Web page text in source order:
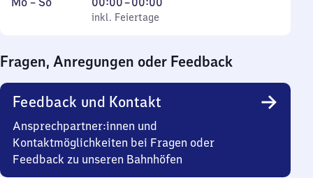
inkl. Feiertage
0
0
Uhr
inkl. Feiertage
Fragen, Anregungen oder Feedback
Feedback und Kontakt
Ansprechpartner:innen und
Kontaktmöglichkeiten bei Fragen oder
Feedback zu unseren Bahnhöfen